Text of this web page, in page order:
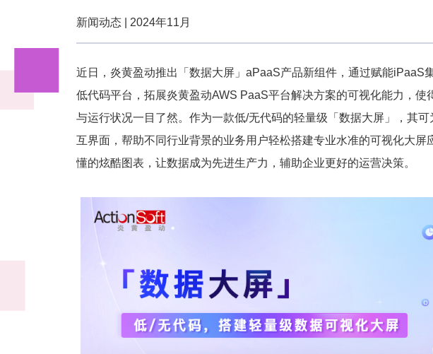
新闻动态 | 2024年11月
近日，炎黄盈动推出「数据大屏」aPaaS产品新组件，通过赋能iPaaS
低代码平台，拓展炎黄盈动AWS PaaS平台解决方案的可视化能力，使
与运行状况一目了然。作为一款低/无代码的轻量级「数据大屏」，其
互界面，帮助不同行业背景的业务用户轻松搭建专业水准的可视化大屏
懂的炫酷图表，让数据成为先进生产力，辅助企业更好的运营决策。